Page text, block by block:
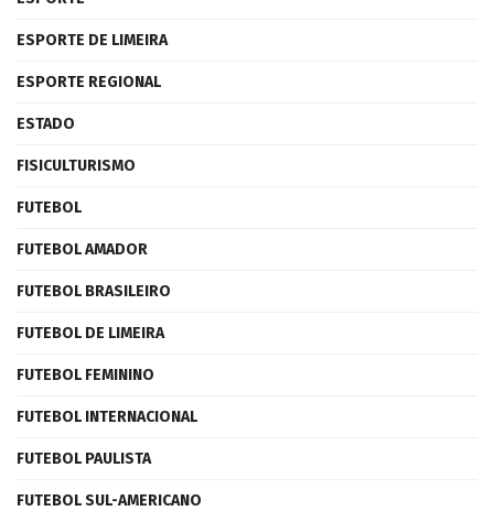
ESPORTE DE LIMEIRA
ESPORTE REGIONAL
ESTADO
FISICULTURISMO
FUTEBOL
FUTEBOL AMADOR
FUTEBOL BRASILEIRO
FUTEBOL DE LIMEIRA
FUTEBOL FEMININO
FUTEBOL INTERNACIONAL
FUTEBOL PAULISTA
FUTEBOL SUL-AMERICANO